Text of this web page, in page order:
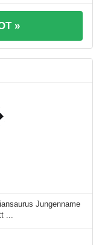
»
Jungenname
...